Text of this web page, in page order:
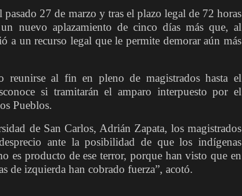
27 de marzo y tras el plazo legal de 72 horas
nuevo aplazamiento de cinco días más que, al
a un recurso legal que le permite demorar aún más
reunirse al fin en pleno de magistrados hasta el
si tramitarán el amparo interpuesto por el
Pueblos.
de San Carlos, Adrián Zapata, los magistrados
ante la posibilidad de que los indígenas
es producto de ese terror, porque han visto que en
de izquierda han cobrado fuerza”, acotó.